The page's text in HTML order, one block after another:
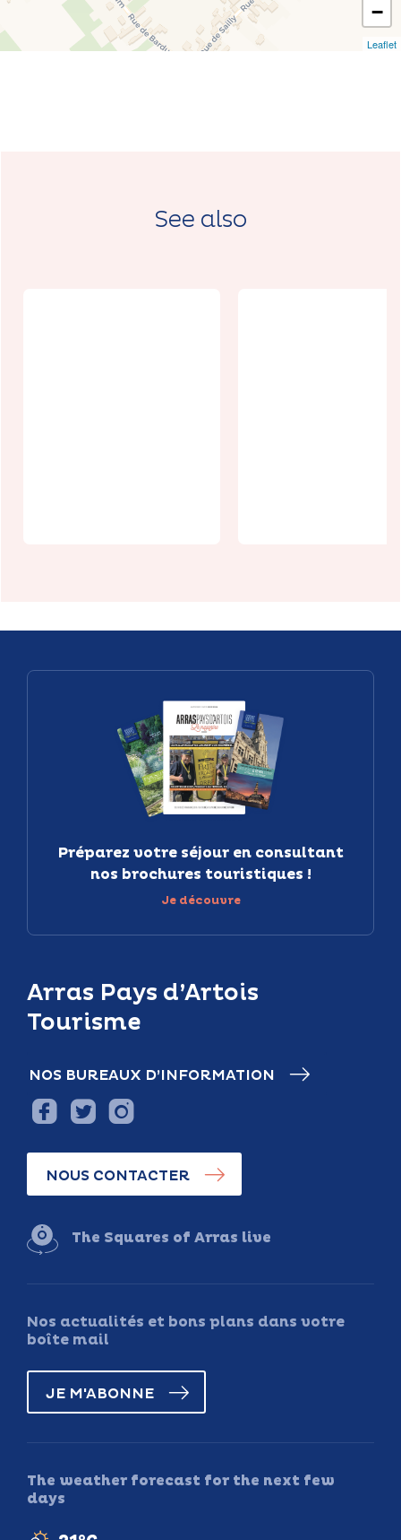
−
Leaflet
See also
Arras Pays d’Artois
Tourisme
NOS BUREAUX D’INFORMATION
NOUS CONTACTER
The Squares of Arras live
Nos actualités et bons plans dans votre
boîte mail
JE M'ABONNE
The weather forecast for the next few
days
Préparez votre séjour en consultant
nos brochures touristiques !
Je découvre